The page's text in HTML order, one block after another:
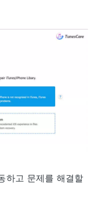
하고 문제를 해결할